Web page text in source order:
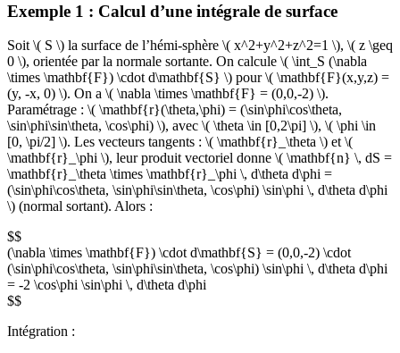
Exemple 1 : Calcul d’une intégrale de surface
Soit \( S \) la surface de l’hémi-sphère \( x^2+y^2+z^2=1 \), \( z \geq
0 \), orientée par la normale sortante. On calcule \( \int_S (\nabla
\times \mathbf{F}) \cdot d\mathbf{S} \) pour \( \mathbf{F}(x,y,z) =
(y, -x, 0) \). On a \( \nabla \times \mathbf{F} = (0,0,-2) \).
Paramétrage : \( \mathbf{r}(\theta,\phi) = (\sin\phi\cos\theta,
\sin\phi\sin\theta, \cos\phi) \), avec \( \theta \in [0,2\pi] \), \( \phi \in
[0, \pi/2] \). Les vecteurs tangents : \( \mathbf{r}_\theta \) et \(
\mathbf{r}_\phi \), leur produit vectoriel donne \( \mathbf{n} \, dS =
\mathbf{r}_\theta \times \mathbf{r}_\phi \, d\theta d\phi =
(\sin\phi\cos\theta, \sin\phi\sin\theta, \cos\phi) \sin\phi \, d\theta d\phi
\) (normal sortant). Alors :
$$
(\nabla \times \mathbf{F}) \cdot d\mathbf{S} = (0,0,-2) \cdot
(\sin\phi\cos\theta, \sin\phi\sin\theta, \cos\phi) \sin\phi \, d\theta d\phi
= -2 \cos\phi \sin\phi \, d\theta d\phi
$$
Intégration :